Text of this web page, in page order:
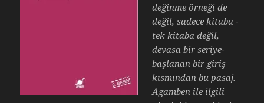
değinme örneği de
değil, sadece kitaba -
tek kitaba değil,
devasa bir seriye-
başlanan bir giriş
kısmından bu pasaj.
Agamben ile ilgili